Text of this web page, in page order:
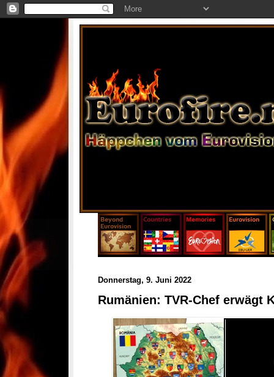
Donnerstag, 9. Juni 2022
Rumänien: TVR-Chef erwägt